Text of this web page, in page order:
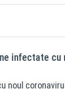
infectate cu